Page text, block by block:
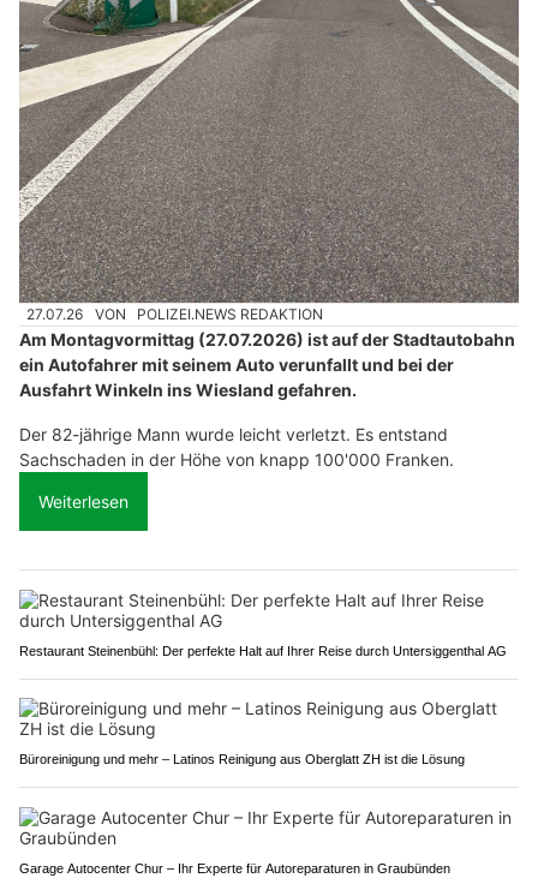
27.07.26 VON POLIZEI.NEWS REDAKTION
Am Montagvormittag (27.07.2026) ist auf der Stadtautobahn
ein Autofahrer mit seinem Auto verunfallt und bei der
Ausfahrt Winkeln ins Wiesland gefahren.
Der 82-jährige Mann wurde leicht verletzt. Es entstand
Sachschaden in der Höhe von knapp 100'000 Franken.
Weiterlesen
Restaurant Steinenbühl: Der perfekte Halt auf Ihrer Reise durch Untersiggenthal AG
Büroreinigung und mehr – Latinos Reinigung aus Oberglatt ZH ist die Lösung
Garage Autocenter Chur – Ihr Experte für Autoreparaturen in Graubünden